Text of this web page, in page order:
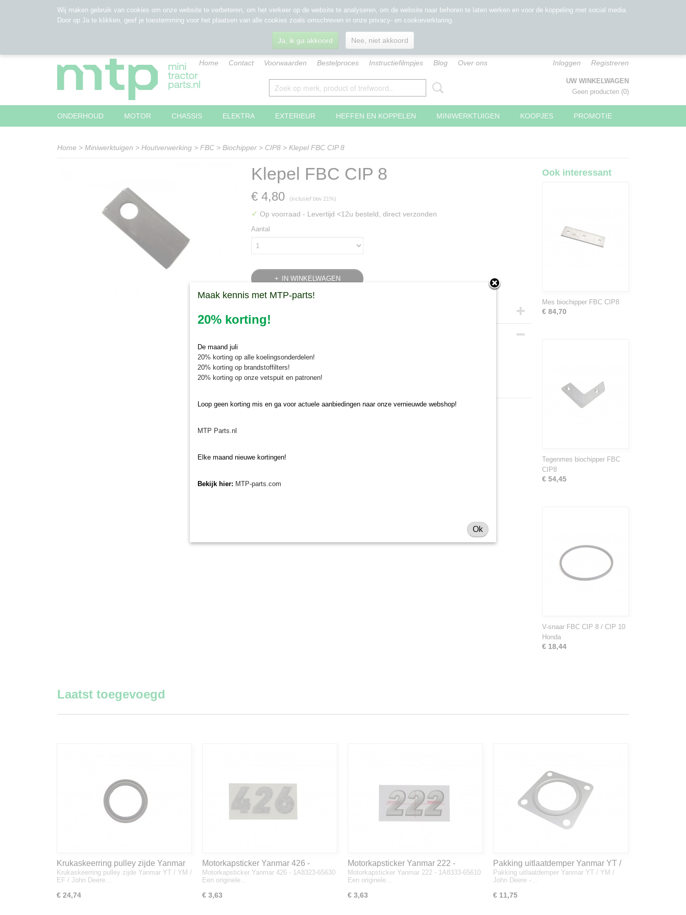
Home Contact Voorwaarden Bestelproces Instructiefilmpjes Blog Over ons Inloggen Registreren
UW WINKELWAGEN
Geen producten (0)
ONDERHOUD MOTOR CHASSIS ELEKTRA EXTERIEUR HEFFEN EN KOPPELEN MINIWERKTUIGEN KOOPJES PROMOTIE
Home > Miniwerktuigen > Houtverwerking > FBC > Biochipper > CIP8 > Klepel FBC CIP 8
Klepel FBC CIP 8
€ 4,80 (inclusief btw 21%)
✓ Op voorraad - Levertijd <12u besteld, direct verzonden
Aantal
IN WINKELWAGEN
Bruto gewicht
Klepel FBC CIP 8
Klepel voor FBC CIP 8 biochopper. Dit model biochipper heeft 8 klepels.
Ook interessant
Mes biochipper FBC CIP8
€ 84,70
Tegenmes biochipper FBC
CIP8
€ 54,45
V-snaar FBC CIP 8 / CIP 10
Honda
€ 18,44
Laatst toegevoegd
Krukaskeerring pulley zijde Yanmar
YT / YM / EF / John Deere - 119934-
01800
Krukaskeerring pulley zijde Yanmar YT / YM /
EF / John Deere…
€ 24,74
Motorkapsticker Yanmar 426 -
1A8323-65630
Motorkapsticker Yanmar 426 - 1A8323-65630
Een originele…
€ 3,63
Motorkapsticker Yanmar 222 -
1A8333-65610
Motorkapsticker Yanmar 222 - 1A8333-65610
Een originele…
€ 3,63
Pakking uitlaatdemper Yanmar YT /
YM / John Deere - 128300-13230
Pakking uitlaatdemper Yanmar YT / YM /
John Deere -…
€ 11,75
Wij maken gebruik van cookies om onze website te verbeteren, om het verkeer op de website te analyseren, om de website naar behoren te laten werken en voor de koppeling met social media.
Door op Ja te klikken, geef je toestemming voor het plaatsen van alle cookies zoals omschreven in onze privacy- en cookieverklaring.
Ja, ik ga akkoord Nee, niet akkoord
Maak kennis met MTP-parts!
20% korting!
De maand juli
20% korting op alle koelingsonderdelen!
20% korting op brandstoffilters!
20% korting op onze vetspuit en patronen!
Loop geen korting mis en ga voor actuele aanbiedingen naar onze vernieuwde webshop!
MTP Parts.nl
Elke maand nieuwe kortingen!
Bekijk hier: MTP-parts.com
Ok